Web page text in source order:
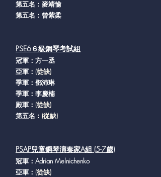
第五名：麥靖愉
第五名：曾紫柔
PSE6６級鋼琴考試組
冠軍：方一丞
亞軍： (從缺)
季軍：鄧沛琳
季軍：李慶楠
殿軍： (從缺)
第五名： (從缺)
PSAP兒童鋼琴演奏家A組 (5-7歲)
冠軍：Adrian Melnichenko
亞軍： (從缺)